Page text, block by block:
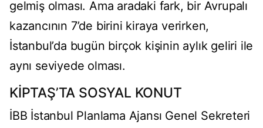
gelmiş olması. Ama aradaki fark, bir Avrupalı
kazancının 7’de birini kiraya verirken,
İstanbul’da bugün birçok kişinin aylık geliri ile
aynı seviyede olması.
KİPTAŞ’TA SOSYAL KONUT
İBB İstanbul Planlama Ajansı Genel Sekreteri